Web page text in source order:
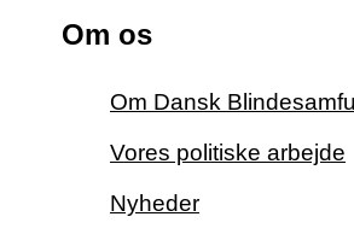
Om os
Om Dansk
Vores politiske arbejde
Nyheder